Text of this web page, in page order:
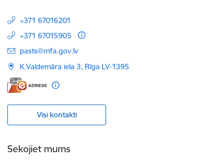
+371 67016201
+371 67015905
E-pasts:
pasts@mfa.gov.lv
K.Valdemāra iela 3, Rīga LV-1395
Visi kontakti
Sekojiet mums